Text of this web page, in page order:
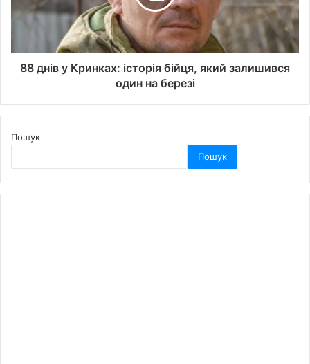
88 днів у Кринках: історія бійця, який залишився
один на березі
Пошук
Пошук